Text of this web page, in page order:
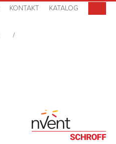
KONTAKT KATALOG